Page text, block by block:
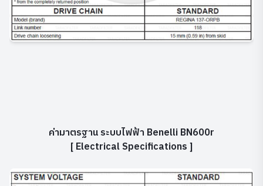
ค่ามาตรฐาน ระบบไฟฟ้า Benelli BN600r
[ Electrical Specifications ]